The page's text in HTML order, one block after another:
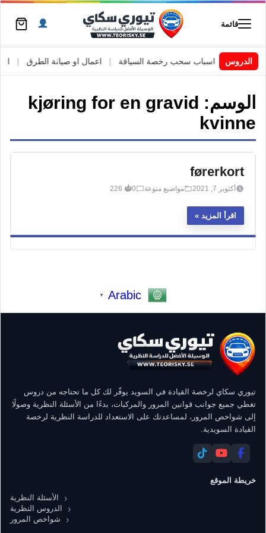
قائمة
الدروسالسويد | اسباب سحب رخصة السياقة اعمال او صيانة الطرق
الوسم: kjøring for en gravid
kvinne
førerkort
أكتوبر 7, 2021 مواضيع منوعة 0
226
اقرأ المزيد
Arabic
▼
تيوري سكاي لرخصة القيادة في السويد يوفّر لك كل ما تحتاجه من دروس
تغطي جميع جوانب قوانين المرور والمركبات، بدءًا من الأسئلة النظرية وصولًا
إلى شواخص المرور، لمساعدتك على الاستعداد للدراسة النظرية لرخصة
القيادة السويدية.
خريطة الموقع
الأسئلة النظرية
الدروس النظرية
شواخص المرور